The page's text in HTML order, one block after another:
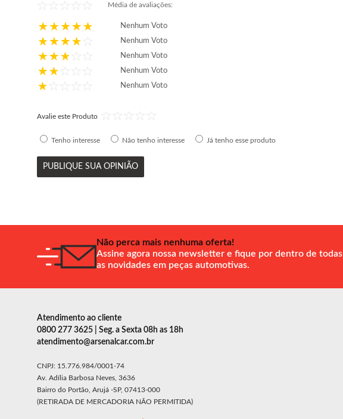
Média de avaliações:
Nenhum Voto
Nenhum Voto
Nenhum Voto
Nenhum Voto
Nenhum Voto
Avalie este Produto
Tenho interesse Não tenho interesse Já tenho esse produto
PUBLIQUE SUA OPINIÃO
Não perca mais nenhuma oferta!
Assine agora nossa newsletter e fique por dentro de todas
as novidades em peças automotivas.
Atendimento ao cliente
0800 277 3625 | Seg. a Sexta 08h as 18h
atendimento@arsenalcar.com.br
CNPJ: 15.776.984/0001-74
Av. Adília Barbosa Neves, 3636
Bairro do Portão, Arujá -SP, 07413-000
(RETIRADA DE MERCADORIA NÃO PERMITIDA)